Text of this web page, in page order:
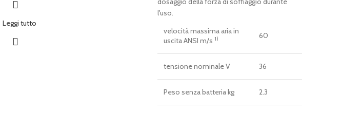
Leggi tutto
l'uso.
velocità massima aria in
uscita ANSI m/s 1) 60
tensione nominale V 36
Peso senza batteria kg 2.3